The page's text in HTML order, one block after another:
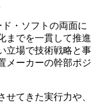
・ソフトの両面に
までを一貫して推進
立場で技術戦略と事
メーカーの幹部ポジ
てきた実行力や、